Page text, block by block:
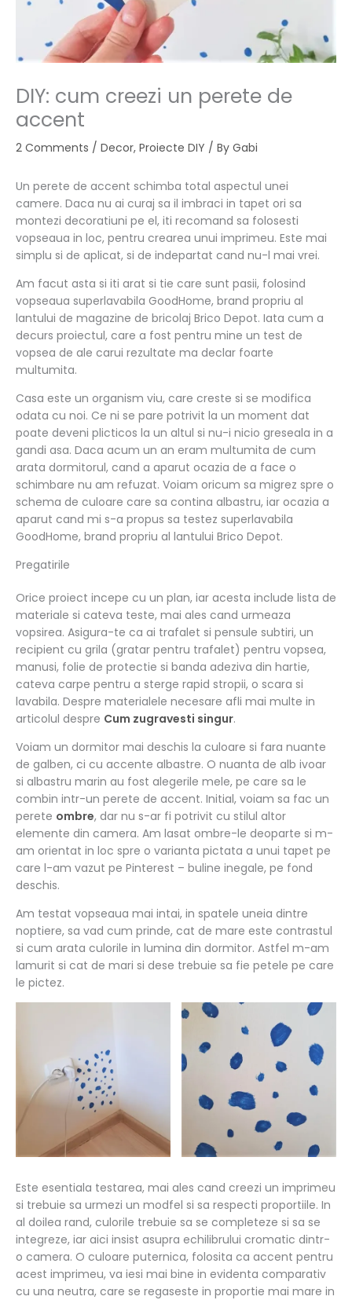
DIY: cum creezi un perete de
accent
2 Comments / Decor, Proiecte DIY / By Gabi
Un perete de accent schimba total aspectul unei
camere. Daca nu ai curaj sa il imbraci in tapet ori sa
montezi decoratiuni pe el, iti recomand sa folosesti
vopseaua in loc, pentru crearea unui imprimeu. Este mai
simplu si de aplicat, si de indepartat cand nu-l mai vrei.
Am facut asta si iti arat si tie care sunt pasii, folosind
vopseaua superlavabila GoodHome, brand propriu al
lantului de magazine de bricolaj Brico Depot. Iata cum a
decurs proiectul, care a fost pentru mine un test de
vopsea de ale carui rezultate ma declar foarte
multumita.
Casa este un organism viu, care creste si se modifica
odata cu noi. Ce ni se pare potrivit la un moment dat
poate deveni plicticos la un altul si nu-i nicio greseala in a
gandi asa. Daca acum un an eram multumita de cum
arata dormitorul, cand a aparut ocazia de a face o
schimbare nu am refuzat. Voiam oricum sa migrez spre o
schema de culoare care sa contina albastru, iar ocazia a
aparut cand mi s-a propus sa testez superlavabila
GoodHome, brand propriu al lantului Brico Depot.
Pregatirile
Orice proiect incepe cu un plan, iar acesta include lista de
materiale si cateva teste, mai ales cand urmeaza
vopsirea. Asigura-te ca ai trafalet si pensule subtiri, un
recipient cu grila (gratar pentru trafalet) pentru vopsea,
manusi, folie de protectie si banda adeziva din hartie,
cateva carpe pentru a sterge rapid stropii, o scara si
lavabila. Despre materialele necesare afli mai multe in
articolul despre Cum zugravesti singur.
Voiam un dormitor mai deschis la culoare si fara nuante
de galben, ci cu accente albastre. O nuanta de alb ivoar
si albastru marin au fost alegerile mele, pe care sa le
combin intr-un perete de accent. Initial, voiam sa fac un
perete ombre, dar nu s-ar fi potrivit cu stilul altor
elemente din camera. Am lasat ombre-le deoparte si m-
am orientat in loc spre o varianta pictata a unui tapet pe
care l-am vazut pe Pinterest – buline inegale, pe fond
deschis.
Am testat vopseaua mai intai, in spatele uneia dintre
noptiere, sa vad cum prinde, cat de mare este contrastul
si cum arata culorile in lumina din dormitor. Astfel m-am
lamurit si cat de mari si dese trebuie sa fie petele pe care
le pictez.
Este esentiala testarea, mai ales cand creezi un imprimeu
si trebuie sa urmezi un modfel si sa respecti proportiile. In
al doilea rand, culorile trebuie sa se completeze si sa se
integreze, iar aici insist asupra echilibrului cromatic dintr-
o camera. O culoare puternica, folosita ca accent pentru
acest imprimeu, va iesi mai bine in evidenta comparativ
cu una neutra, care se regaseste in proportie mai mare in